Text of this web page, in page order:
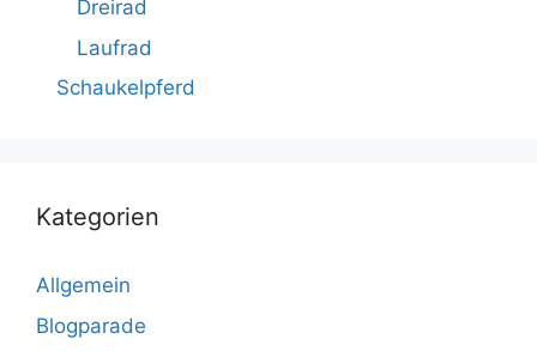
Dreirad
Laufrad
Schaukelpferd
Kategorien
Allgemein
Blogparade